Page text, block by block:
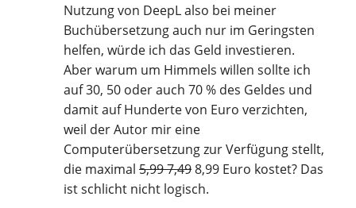
Nutzung von DeepL also bei meiner
Buchübersetzung auch nur im Geringsten
helfen, würde ich das Geld investieren.
Aber warum um Himmels willen sollte ich
auf 30, 50 oder auch 70 % des Geldes und
damit auf Hunderte von Euro verzichten,
weil der Autor mir eine
Computerübersetzung zur Verfügung stellt,
die maximal 5,99 7,498,99 Euro kostet? Das
ist schlicht nicht logisch.